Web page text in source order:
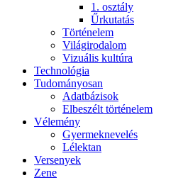
1. osztály
Űrkutatás
Történelem
Világirodalom
Vizuális kultúra
Technológia
Tudományosan
Adatbázisok
Elbeszélt történelem
Vélemény
Gyermeknevelés
Lélektan
Versenyek
Zene